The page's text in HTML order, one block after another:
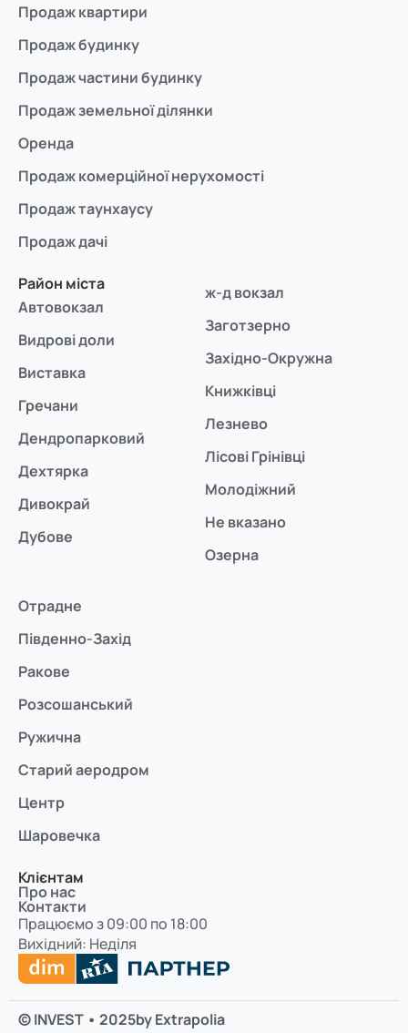
Продаж квартири
Продаж будинку
Продаж частини будинку
Продаж земельної ділянки
Оренда
Продаж комерційної нерухомості
Продаж таунхаусу
Продаж дачі
Район міста
Автовокзал
Видрові доли
Виставка
Гречани
Дендропарковий
Дехтярка
Дивокрай
Дубове
ж-д вокзал
Заготзерно
Західно-Окружна
Книжківці
Лезнево
Лісові Грінівці
Молодіжний
Не вказано
Озерна
Отрадне
Південно-Захід
Ракове
Розсошанський
Ружична
Старий аеродром
Центр
Шаровечка
Клієнтам
Про нас
Контакти
Працюємо з 09:00 по 18:00
Вихідний: Неділя
© INVEST • 2025by Extrapolia